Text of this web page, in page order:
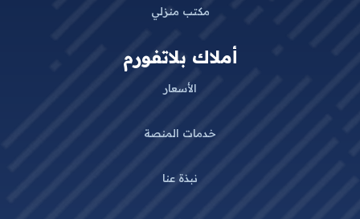
مكتب منزلي
أملاك بلاتفورم
الأسعار
خدمات المنصة
نبذة عنا